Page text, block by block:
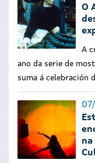
O
A
ano da serie de
suma á celebración
na